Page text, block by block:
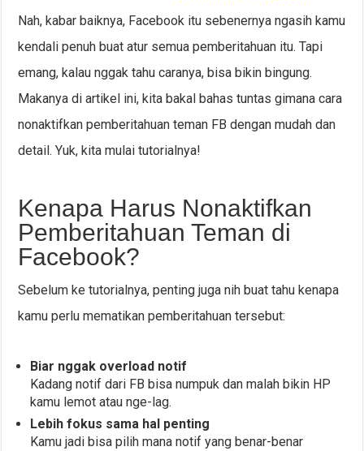
Nah, kabar baiknya, Facebook itu sebenernya ngasih kamu
kendali penuh buat atur semua pemberitahuan itu. Tapi
emang, kalau nggak tahu caranya, bisa bikin bingung.
Makanya di artikel ini, kita bakal bahas tuntas gimana cara
nonaktifkan pemberitahuan teman FB dengan mudah dan
detail. Yuk, kita mulai tutorialnya!
Kenapa Harus Nonaktifkan
Pemberitahuan Teman di
Facebook?
Sebelum ke tutorialnya, penting juga nih buat tahu kenapa
kamu perlu mematikan pemberitahuan tersebut:
Biar nggak overload notif
Kadang notif dari FB bisa numpuk dan malah bikin HP
kamu lemot atau nge-lag.
Lebih fokus sama hal penting
Kamu jadi bisa pilih mana notif yang benar-benar